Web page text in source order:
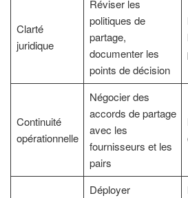
Clarté
juridique
Réviser les
politiques de
partage,
documenter les
points de décision
Continuité
opérationnelle
Négocier des
accords de partage
avec les
fournisseurs et les
pairs
Déployer